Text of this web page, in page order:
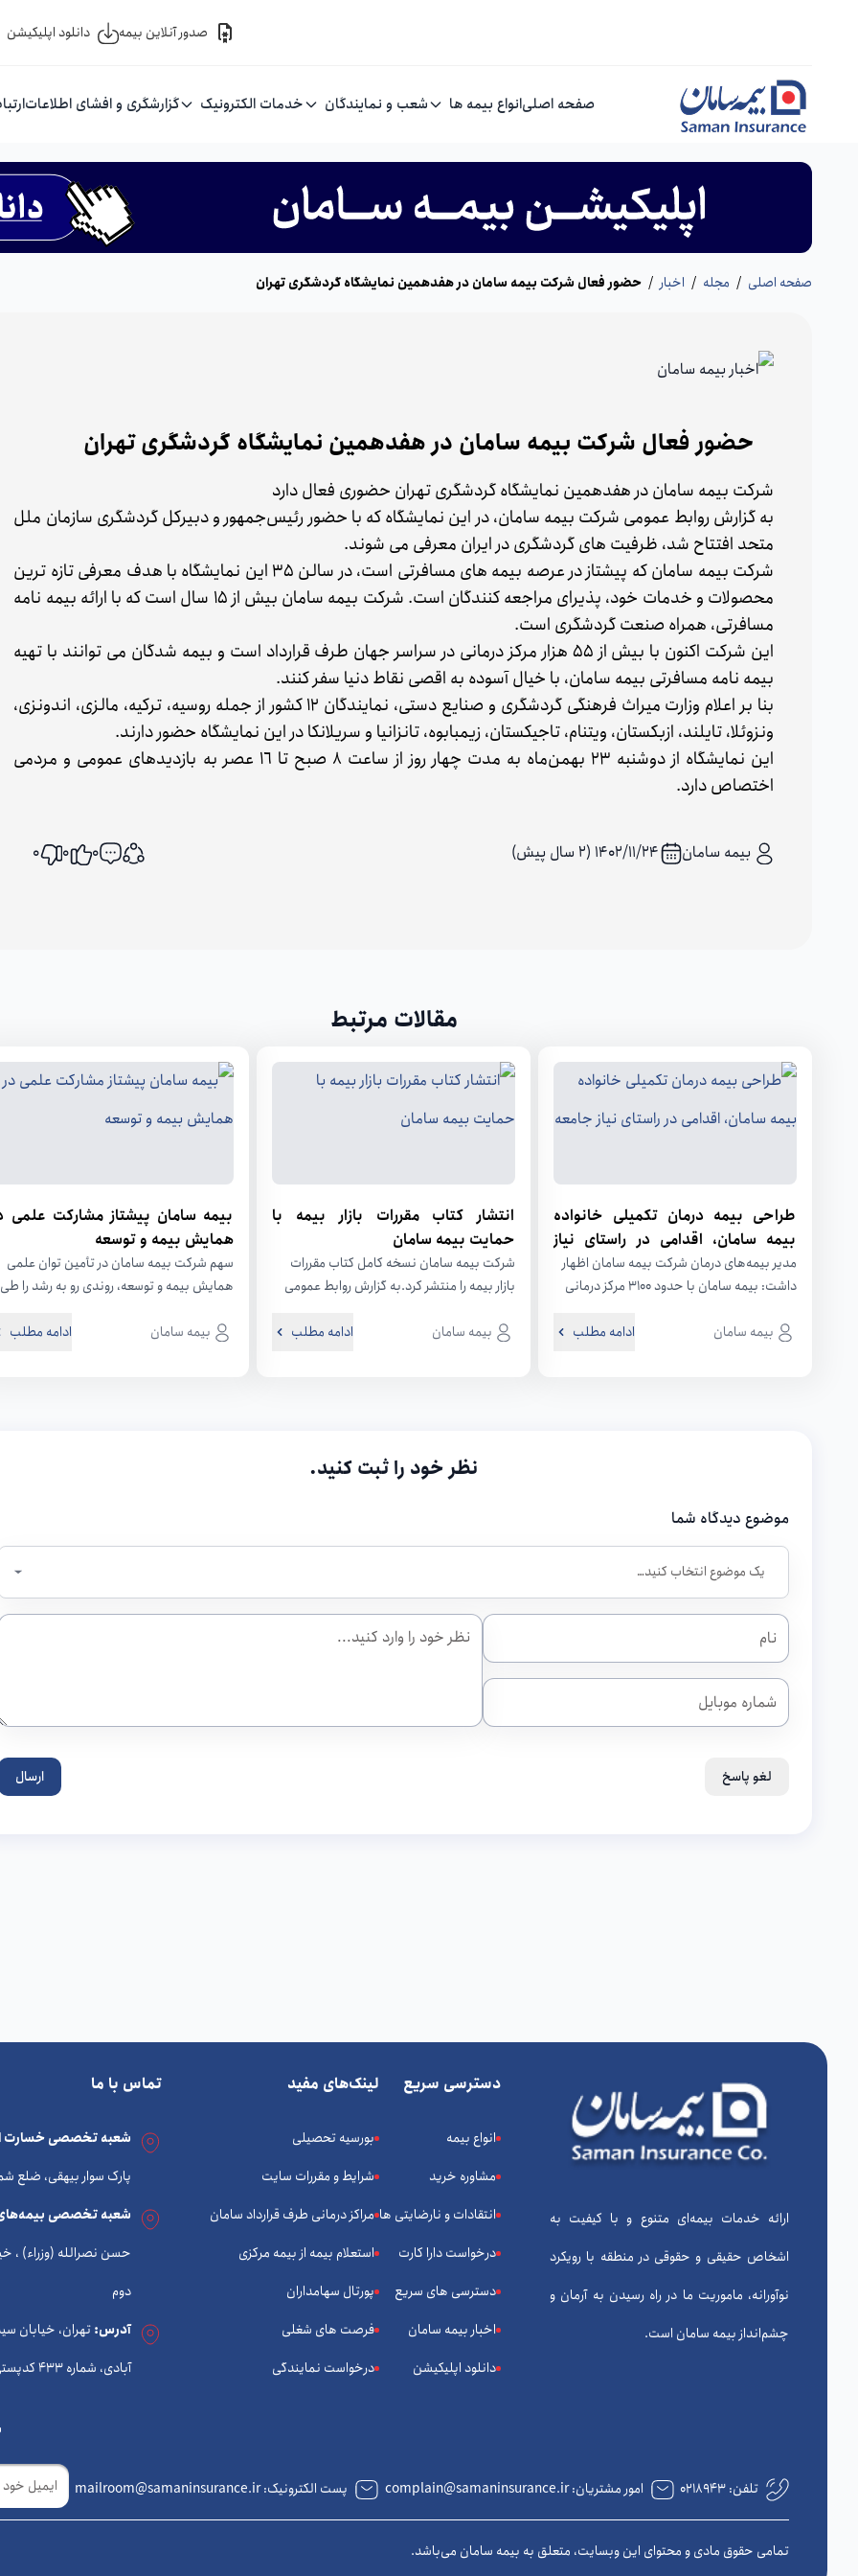
صدور آنلاین بیمه دانلود اپلیکیشن
صفحه اصلیانواع بیمه ها شعب و نمایندگان خدمات الکترونیک گزارشگری و افشای اطلاعات
صفحه اصلی / مجله / اخبار / حضور فعال شرکت بیمه سامان در هفدهمین نمایشگاه گردشگری تهران
حضور فعال شرکت بیمه سامان در هفدهمین نمایشگاه گردشگری تهران
شرکت بیمه سامان در هفدهمین نمایشگاه گردشگری تهران حضوری فعال دارد
به گزارش روابط عمومی شرکت بیمه سامان، در این نمایشگاه که با حضور رئیس‌جمهور و دبیرکل گردشگری سازمان ملل
متحد افتتاح شد، ظرفیت های گردشگری در ایران معرفی می شوند.
شرکت بیمه سامان که پیشتاز در عرصه بیمه های مسافرتی است، در سالن 35 این نمایشگاه با هدف معرفی تازه ترین
محصولات و خدمات خود، پذیرای مراجعه کنندگان است. شرکت بیمه سامان بیش از ۱۵ سال است که با ارائه بیمه نامه
مسافرتی، همراه صنعت گردشگری است.
این شرکت اکنون با بیش از ۵۵ هزار مرکز درمانی در سراسر جهان طرف قرارداد است و بیمه شدگان می توانند با تهیه
بیمه نامه مسافرتی بیمه سامان، با خیال آسوده به اقصی نقاط دنیا سفر کنند.
بنا بر اعلام وزارت میراث فرهنگی گردشگری و صنایع دستی، نمایندگان ۱۲ کشور از جمله روسیه، ترکیه، مالزی، اندونزی،
ونزوئلا، تایلند، ازبکستان، ویتنام، تاجیکستان، زیمبابوه، تانزانیا و سریلانکا در این نمایشگاه حضور دارند.
این نمایشگاه از دوشنبه 23 بهمن‌ماه به مدت چهار روز از ساعت ۸ صبح تا ١٦ عصر به بازدیدهای عمومی و مردمی
اختصاص دارد.
بیمه سامان ۱۴۰۲/۱۱/۲۴ (2 سال پیش)
اشتراک گذاری
0
0
0
مقالات مرتبط
طراحی بیمه درمان تکمیلی خانواده
بیمه سامان، اقدامی در راستای نیاز
جامعه
مدیر بیمه‌های درمان شرکت بیمه سامان اظهار
داشت: بیمه سامان با حدود 3100 مرکز درمانی
بیمه سامان
ادامه مطلب
انتشار کتاب مقررات بازار بیمه با
حمایت بیمه سامان
شرکت بیمه سامان نسخه کامل کتاب مقررات
بازار بیمه را منتشر کرد.به گزارش روابط عمومی
بیمه سامان
ادامه مطلب
بیمه سامان پیشتاز مشارکت علمی
همایش بیمه و توسعه
سهم شرکت بیمه سامان در تأمین توان علمی
همایش بیمه و توسعه، روندی رو به رشد را طی
بیمه سامان
ادامه مطلب
نظر خود را ثبت کنید.
موضوع دیدگاه شما
لغو پاسخ ارسال
ارائه خدمات بیمه‌ای متنوع و با کیفیت به
اشخاص حقیقی و حقوقی در منطقه با رویکرد
نوآورانه، ماموریت ما در راه رسیدن به آرمان و
چشم‌انداز بیمه سامان است.
دسترسی سریع
انواع بیمه
مشاوره خرید
انتقادات و نارضایتی ها
درخواست دارا کارت
دسترسی های سریع
اخبار بیمه سامان
دانلود اپلیکیشن
لینک‌های مفید
بورسیه تحصیلی
شرایط و مقررات سایت
مراکز درمانی طرف قرارداد سامان
استعلام بیمه از بیمه مرکزی
پورتال سهامداران
فرصت های شغلی
درخواست نمایندگی
تماس با ما
شعبه تخصصی خسارت
پارک سوار بیهقی، ضلع
شعبه تخصصی
دوم
آدرس:تهران، خیابان
آبادی، شماره 433 کدپستی: 1434933574
تلفن:۰۲۱۸۹۴۳ امور مشتریان: complain@samaninsurance.ir پست الکترونیک: mailroom@samaninsurance.ir ایمیل
تمامی حقوق مادی و محتوای این وبسایت، متعلق به بیمه سامان می‌باشد.